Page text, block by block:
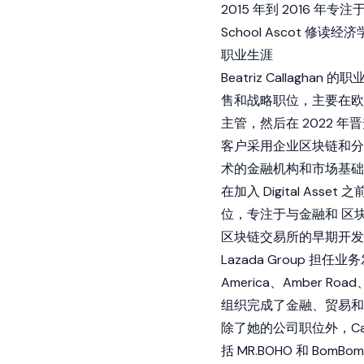
2015 年到 2016 年专注
School Ascot 修读经济
职业生涯
Beatriz Callaghan 的职
售和战略职位，主要在
主管，然后在 2022 年
客户采用企业区块链和
术的金融机构和市场基
在加入 Digital Asset 之
位，专注于与金融和 区
区块链交易所的早期开
Lazada Group 担任业
America、Amber Road
组织完成了金融、贸易
除了她的公司职位外，
括 MR.BOHO 和